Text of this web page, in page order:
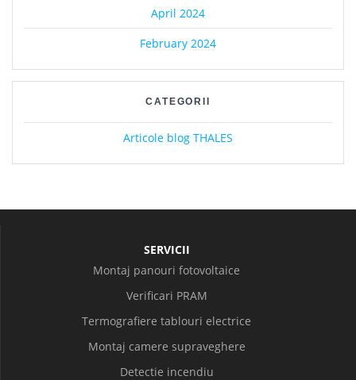
April 2024
February 2024
CATEGORII
Articole blog THALES
SERVICII
Montaj panouri fotovoltaice
Verificari PRAM
Termografiere tablouri electrice
Montaj camere supraveghere
Detectie incendiu